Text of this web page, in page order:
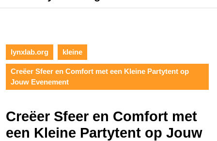
lynxlab.org kleine
Creëer Sfeer en Comfort met een Kleine Partytent op
Jouw Evenement
Creëer Sfeer en Comfort met
een Kleine Partytent op Jouw